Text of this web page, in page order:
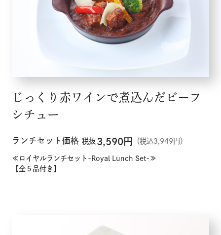
じっくり赤ワインで煮込んだビーフ
シチュー
ランチセット価格 税抜 3,590円 （税込3,949円）
≪ロイヤルランチセット-Royal Lunch Set-≫
【全５品付き】